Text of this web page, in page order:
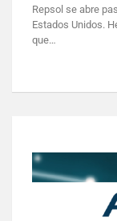
Repsol se abre
Estados Unidos.
que…